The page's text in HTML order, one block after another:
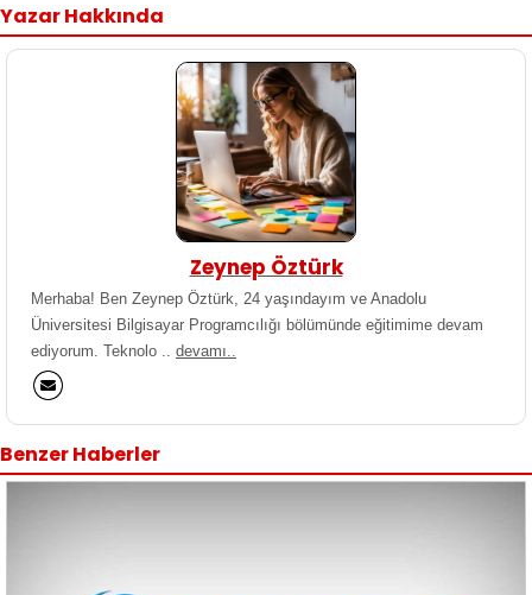
Yazar Hakkında
Zeynep Öztürk
Merhaba! Ben Zeynep Öztürk, 24 yaşındayım ve Anadolu
Üniversitesi Bilgisayar Programcılığı bölümünde eğitimime devam
ediyorum. Teknolo .. devamı..
Benzer Haberler